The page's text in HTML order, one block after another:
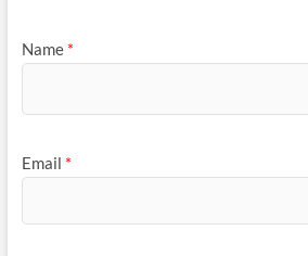
Name *
Email *